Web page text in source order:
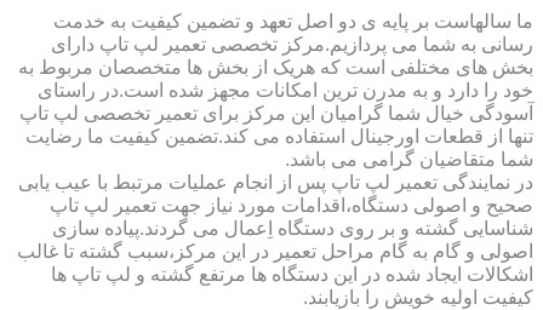
ما سالهاست بر پایه ی دو اصل تعهد و تضمین کیفیت به خدمت
رسانی به شما می پردازیم.مرکز تخصصی تعمیر لپ تاپ دارای
بخش های مختلفی است که هریک از بخش ها متخصصان مربوط به
خود را دارد و به مدرن ترین امکانات مجهز شده است.در راستای
آسودگی خیال شما گرامیان این مرکز برای تعمیر تخصصی لپ تاپ
تنها از قطعات اورجینال استفاده می کند.تضمین کیفیت ما رضایت
شما متقاضیان گرامی می باشد.
در نمایندگی تعمیر لپ تاپ پس از انجام عملیات مرتبط با عیب یابی
صحیح و اصولی دستگاه،اقدامات مورد نیاز جهت تعمیر لپ تاپ
شناسایی گشته و بر روی دستگاه اِعمال می گردند.پیاده سازی
اصولی و گام به گام مراحل تعمیر در این مرکز،سبب گشته تا غالب
اشکالات ایجاد شده در این دستگاه ها مرتفع گشته و لپ تاپ ها
کیفیت اولیه خویش را بازیابند.